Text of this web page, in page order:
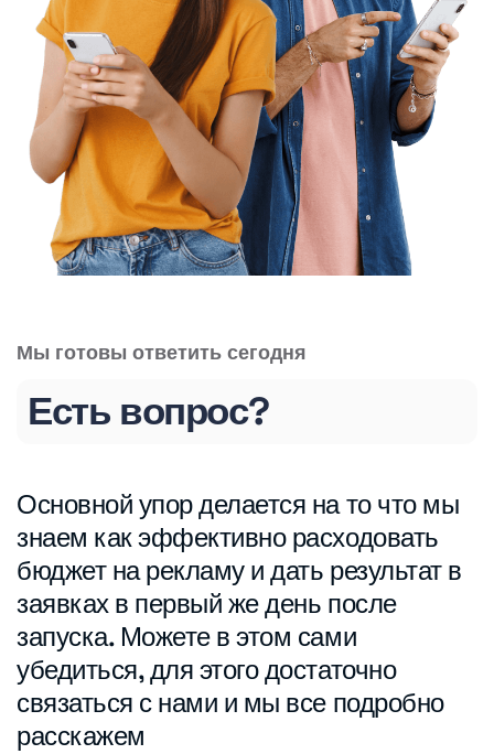
Мы готовы ответить сегодня
Есть вопрос?
Основной упор делается на то что мы
знаем как эффективно расходовать
бюджет на рекламу и дать результат в
заявках в первый же день после
запуска. Можете в этом сами
убедиться, для этого достаточно
связаться с нами и мы все подробно
расскажем